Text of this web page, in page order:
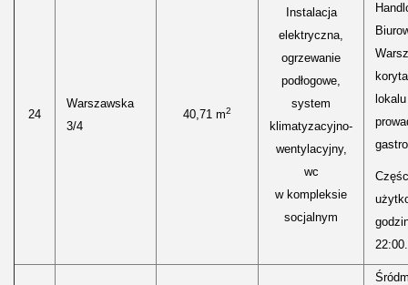
24
Warszawska
3/4
40,71 m2
Instalacja
elektryczna,
ogrzewanie
podłogowe,
system
klimatyzacyjno-
wentylacyjny,
wc
w kompleksie
socjalnym
22:00.